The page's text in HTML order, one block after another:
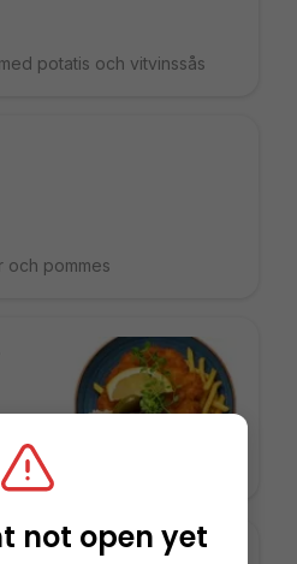
potatis och vitvinssås
och pommes
not open yet